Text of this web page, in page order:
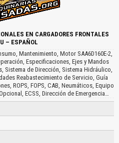
EN CARGADORES FRONTALES
– ESPAÑOL
Mantenimiento, Motor SAA6D160E-2,
Especificaciones, Ejes y Mandos
Sistema de Dirección, Sistema Hidráulico,
Reabastecimiento de Servicio, Guía
ROPS, FOPS, CAB, Neumáticos, Equipo
ECSS, Dirección de Emergencia…